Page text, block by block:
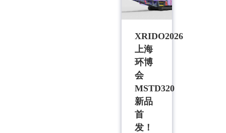
XRIDO2026
上海
环博
会
MSTD320
新品
首
发！